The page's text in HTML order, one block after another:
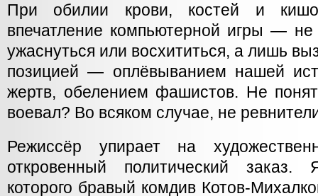
При обилии крови, костей и
впечатление компьютерной игры — не
ужаснуться или восхититься, а лишь
позицией — оплёвыванием нашей
жертв, обелением фашистов. Не
воевал? Во всяком случае, не
Режиссёр упирает на
откровенный политический
которого бравый комдив Котов-